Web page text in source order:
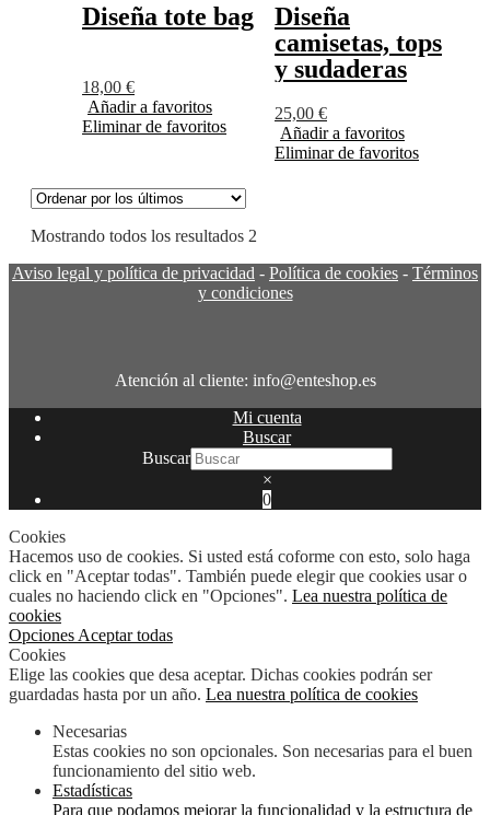
Diseña tote bag
18,00€
Añadir a favoritos
Eliminar de favoritos
Diseña
camisetas, tops
y sudaderas
25,00 €
Añadir a favoritos
Eliminar de favoritos
Mostrando todos los resultados 2
Aviso legal y política de privacidad - Política de cookies - Términos
y condiciones
Atención al cliente: info@enteshop.es
Mi cuenta
Buscar
Buscar
×
0
Cookies
Hacemos uso de cookies. Si usted está coforme con esto, solo haga
click en "Aceptar todas". También puede elegir que cookies usar o
cuales no haciendo click en "Opciones". Lea nuestra política de
cookies
Opciones Aceptar todas
Cookies
Elige las cookies que desa aceptar. Dichas cookies podrán ser
guardadas hasta por un año. Lea nuestra política de cookies
Necesarias
Estas cookies no son opcionales. Son necesarias para el buen
funcionamiento del sitio web.
Estadísticas
Para que podamos mejorar la funcionalidad y la estructura de